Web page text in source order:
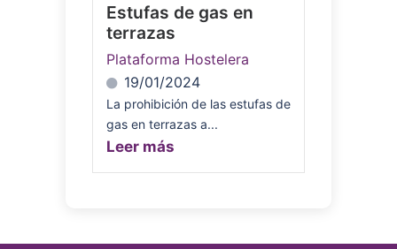
Estufas de gas en
terrazas
Plataforma Hostelera
19/01/2024
La prohibición de las estufas de
gas en terrazas a...
Leer más